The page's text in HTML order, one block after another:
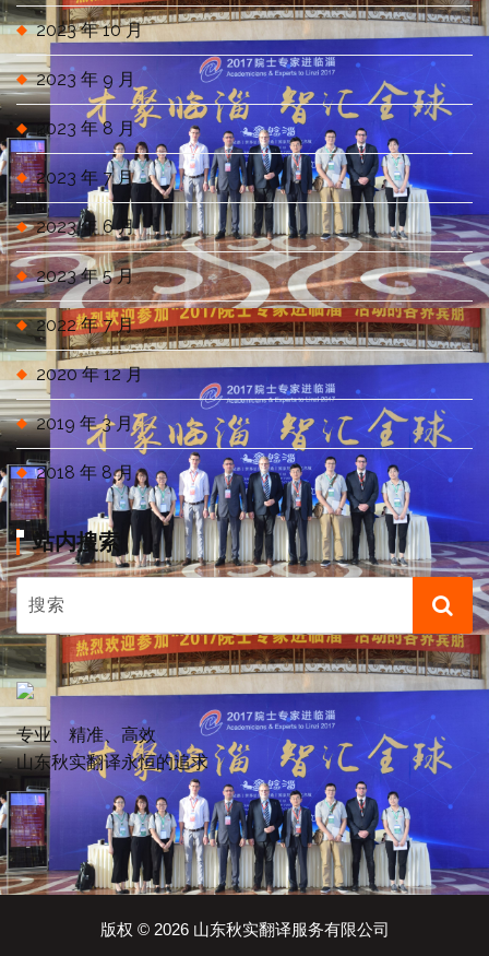
2023 年 10 月
2023 年 9 月
2023 年 8 月
2023 年 7 月
2023 年 6 月
2023 年 5 月
2022 年 7 月
2020 年 12 月
2019 年 3 月
2018 年 8 月
站内搜索
专业、精准、高效
山东秋实翻译永恒的追求
版权 © 2026 山东秋实翻译服务有限公司